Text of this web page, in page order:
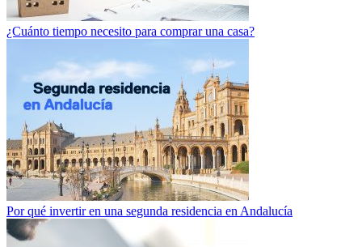
¿Cuánto tiempo necesito para comprar una casa?
Por qué invertir en una segunda residencia en Andalucía